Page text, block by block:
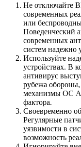
Не отключайте
современных
или
Поведенческий
современных
систем надежно
Используйте
устройствах. В
антивирус
рубежа обороны,
механизмы ОС
фактора.
Своевременно
Регулярные
уязвимости в
возможность